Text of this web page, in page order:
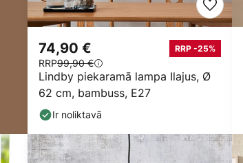
Lindby piekaramā lampa Ilajus, Ø
62 cm, bambuss, E27
74,90 € RRP -25%
RRP99,90 €
Ir noliktavā